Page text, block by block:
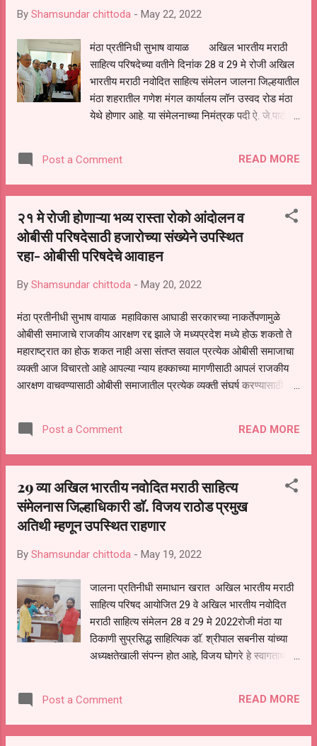
By Shamsundar chittoda - May 22, 2022
मंठा प्रतीनिधी सुभाष वायाळ अखिल भारतीय मराठी
साहित्य परिषदेच्या वतीने दिनांक 28 व 29 मे रोजी अखिल
भारतीय मराठी नवोदित साहित्य संमेलन जालना जिल्हयातील
मंठा शहरातील गणेश मंगल कार्यालय लॉन उस्वद रोड मंठा
येथे होणार आहे. या संमेलनाच्या निमंत्रक पदी ऐ. जे.पाटील
बोराडे यांनी संमेलनात जास्तीत जास्त लोकांनी या संमेलनात
सहभाग नोंदवावा असे आव्हान श्री बोराडे यांनी केले आहे,
पासून आज पर्यंत वेगवेगळी 116 संमेलन घेतली आहेत.
यामध्ये अनेक मान्यवरांनी हजेरी लावली आहे. मंठा येथे 28 व
29 मे2022 रोजी सुप्रसिद्ध साहित्यिक डाॅ. श्रीपाल
स्वागताध्यक्ष इंजि.विजय घोगरे भूषिवणार आहेत, 29 वे
संमेलनात राज्यभरातून जवळपास 400 साहित्यिकांनी
संमेलनात आपली नोंदणी केली आहे. हे संमेलन मंठा सारख्या
ग्रामीण भागात होत...
Post a Comment READ MORE
२१ मे रोजी होणाऱ्या भव्य रास्ता रोको आंदोलन व
ओबीसी परिषदेसाठी हजारोच्या संख्येने उपस्थित
रहा- ओबीसी परिषदेचे आवाहन
By Shamsundar chittoda - May 20, 2022
मंठा प्रतीनीधी सुभाष वायाळ महाविकास आघाडी सरकारच्या नाकर्तेपणामुळे
ओबीसी समाजाचे राजकीय आरक्षण रद्द झाले जे मध्यप्रदेश मध्ये होऊ शकतो ते
महाराष्ट्रात का होऊ शकत नाही असा संतप्त सवाल प्रत्येक ओबीसी समाजाचा
व्यक्ती आज विचारतो आहे आपल्या न्याय हक्काच्या मागणीसाठी आपलं राजकीय
आरक्षण वाचवण्यासाठी ओबीसी समाजातील प्रत्येक व्यक्ती संघर्ष करण्यासाठी
सरकारने ओबीसींसाठी सुप्रीम कोर्टाने सांगितलेल्या अटींप्रमाणे राज्य मागासवर्ग
आयोगाचे नेमणूक केली ओबीसींचा इमपेरिकल डेटा तयार केला ट्रिपल टेस्ट ची
अट पूर्ण केली आणि तेथील ओबीसी आरक्षण टिकले परंतु महाराष्ट्रात शेतकऱ्यांचा
वसुली करण्यात मग्न आहे आहेत ओबीसींच्या इंटरिकल डेटा ट्रिपल टेस्ट किंवा
राज्य मागासवर्ग आयोगाच्या निवडणुकीबाबत ब्र शब्द न करता केवळ केंद्र
सरकारच्या नावाने आरडाओरड करण्यात धन्यता मानत होते परिणामी ओबीसींचे
हक्काचे राजकीय आरक्षण सुप्रीम कोर्टाने रद्द केले यासाठी पूर्णतः राज्य सरकार
जबा...
Post a Comment READ MORE
29 व्या अखिल भारतीय नवोदित मराठी साहित्य
संमेलनास जिल्हाधिकारी डाॅ. विजय राठोड प्रमुख
अतिथी म्हणून उपस्थित राहणार
By Shamsundar chittoda - May 19, 2022
जालना प्रतिनीधी समाधान खरात अखिल भारतीय मराठी
साहित्य परिषद आयोजित 29 वे अखिल भारतीय नवोदित
मराठी साहित्य संमेलन 28 व 29 मे 2022रोजी मंठा या
ठिकाणी सुप्रसिद्ध साहित्यिक डाॅ. श्रीपाल सबनीस यांच्या
अध्यक्षतेखाली संपन्न होत आहे, विजय घोगरे हे स्वागताध्यक्ष
जिल्हाधिकारी डाॅ. विजय राठोड हे प्रमुख अतिथी म्हणून
उपस्थित राहणार आहेत त्यांना आज साहित्य साहित्य
Post a Comment READ MORE